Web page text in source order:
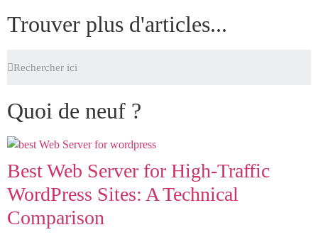
Trouver plus d'articles...
Quoi de neuf ?
Best Web Server for High-Traffic
WordPress Sites: A Technical
Comparison